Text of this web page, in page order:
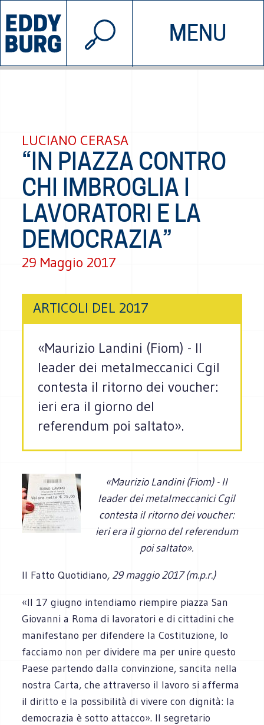
MENU
INIZIATIVE CHI SIAMO
© 2026 EDDYBURG
LUCIANO CERASA
“IN PIAZZA CONTRO
CHI IMBROGLIA I
LAVORATORI E LA
DEMOCRAZIA”
29 Maggio 2017
ARTICOLI DEL 2017
«Maurizio Landini (Fiom) - Il
leader dei metalmeccanici Cgil
contesta il ritorno dei voucher:
ieri era il giorno del
referendum poi saltato».
«Maurizio Landini (Fiom) - Il
leader dei metalmeccanici Cgil
contesta il ritorno dei voucher:
ieri era il giorno del referendum
poi saltato».
Il Fatto Quotidiano, 29 maggio 2017 (m.p.r.)
«Il 17 giugno intendiamo riempire piazza San
Giovanni a Roma di lavoratori e di cittadini che
manifestano per difendere la Costituzione, lo
facciamo non per dividere ma per unire questo
Paese partendo dalla convinzione, sancita nella
nostra Carta, che attraverso il lavoro si afferma
il diritto e la possibilità di vivere con dignità: la
democrazia è sotto attacco». Il segretario